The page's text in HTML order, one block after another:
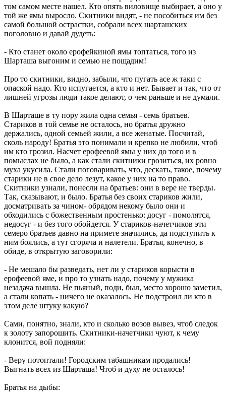
том самом месте нашел. Кто опять виловище выбирает, а оно у
той же ямы выросло. Скитники видят, - не пособиться им без
самой большой острастки, собрали всех шарташских
поголовно и давай дудеть:
- Кто станет около ерофейкиной ямы топтаться, того из
Шарташа выгоним и семью не пощадим!
Про то скитники, видно, забыли, что пугать асе ж таки с
опаской надо. Кто испугается, а кто и нет. Бывает и так, что от
лишней угрозы люди такое делают, о чем раньше и не думали.
В Шарташе в ту пору жила одна семья - семь братьев.
Стариков в той семье не осталось, но братья дружно
держались, одной семьей жили, а все женатые. Посчитай,
сколь народу! Братья это понимали и крепко не любили, чтоб
им кто грозил. Насчет ерофеевой ямы у них до того и в
помыслах не было, а как стали скитники грозиться, их ровно
муха укусила. Стали поговаривать, что, дескать, такое, почему
старики не в свое дело лезут, какое у них на то право.
Скитники узнали, понесли на братьев: они в вере не тверды.
Так, сказывают, и было. Братья без своих стариков жили,
досматривать за чином- обрядом некому было они и
обходились с божественным простенько: досуг - помолятся,
недосуг - и без того обойдется. У стариков-начетчиков эти
семеро братьев давно на примете значились, да подступить к
ним боялись, а тут сгоряча и налетели. Братья, конечно, в
обиде, в открытую заговорили:
- Не мешало бы разведать, нет ли у стариков корысти в
ерофеевой яме, и про то узнать надо, почему у мужика
незадача вышла. Не пьяный, поди, был, место хорошо заметил,
а стали копать - ничего не оказалось. Не подстроил ли кто в
этом деле штуку какую?
Сами, понятно, знали, кто и сколько возов вывез, чтоб следок
к золоту запорошить. Скитники-начетчики чуют, к чему
клонится, вой подняли:
- Веру потоптали! Городским табашникам продались!
Выгнать всех из Шарташа! Чтоб и духу не осталось!
Братья на дыбы: